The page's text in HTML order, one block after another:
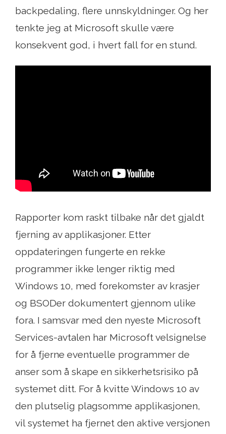
backpedaling, flere unnskyldninger. Og her
tenkte jeg at Microsoft skulle være
konsekvent god, i hvert fall for en stund.
Rapporter kom raskt tilbake når det gjaldt
fjerning av applikasjoner. Etter
oppdateringen fungerte en rekke
programmer ikke lenger riktig med
Windows 10, med forekomster av krasjer
og BSODer dokumentert gjennom ulike
fora. I samsvar med den nyeste Microsoft
Services-avtalen har Microsoft velsignelse
for å fjerne eventuelle programmer de
anser som å skape en sikkerhetsrisiko på
systemet ditt. For å kvitte Windows 10 av
den plutselig plagsomme applikasjonen,
vil systemet ha fjernet den aktive versjonen